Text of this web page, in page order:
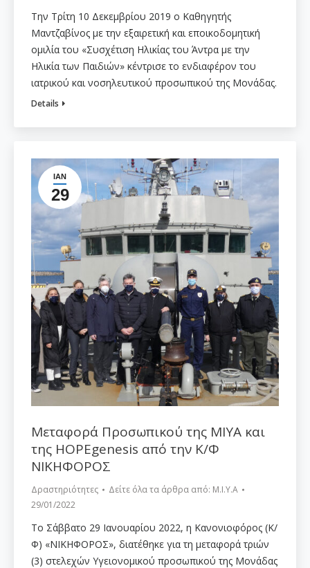
Την Τρίτη 10 Δεκεμβρίου 2019 ο Καθηγητής
Μαντζαβίνος με την εξαιρετική και εποικοδομητική
ομιλία του «Συσχέτιση Ηλικίας του Άντρα με την
Ηλικία των Παιδιών» κέντρισε το ενδιαφέρον του
ιατρικού και νοσηλευτικού προσωπικού της Μονάδας.
Details
ΙΑΝ
29
Μεταφορά Προσωπικού της ΜΙΥΑ και
της HOPEgenesis από την Κ/Φ
ΝΙΚΗΦΟΡΟΣ
Δραστηριότητες Δείτε όλα τα άρθρα από: Μ.Ι.Υ.Α
29/01/2022
Το Σάββατο 29 Ιανουαρίου 2022, η Κανονιοφόρος (Κ/
Φ) «ΝΙΚΗΦΟΡΟΣ», διατέθηκε για τη μεταφορά τριών
(3) στελεχών Υγειονομικού προσωπικού της Μονάδας